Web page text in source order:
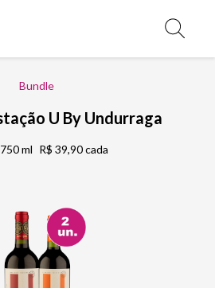
Bundle
U By Undurraga
750 ml R$ 39,90 cada